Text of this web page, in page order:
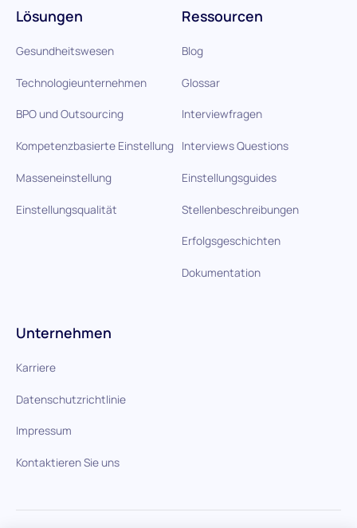
Lösungen
Gesundheitswesen
Technologieunternehmen
BPO und Outsourcing
Kompetenzbasierte Einstellung
Masseneinstellung
Einstellungsqualität
Ressourcen
Blog
Glossar
Interviewfragen
Interviews Questions
Einstellungsguides
Stellenbeschreibungen
Erfolgsgeschichten
Dokumentation
Unternehmen
Karriere
Datenschutzrichtlinie
Impressum
Kontaktieren Sie uns